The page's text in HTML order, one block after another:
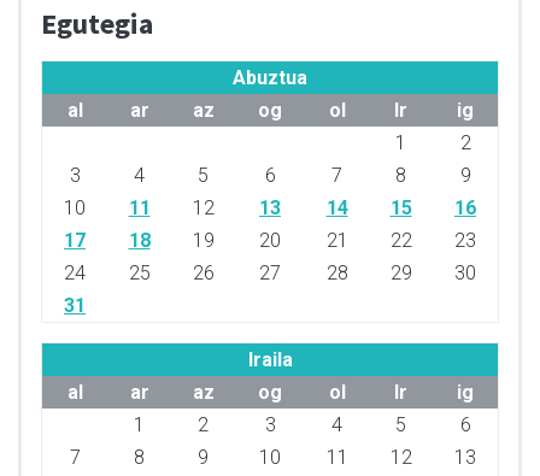
Egutegia
Abuztua
al
ar az og ol lr
ig
1
2
3
4 5 6 7 8
9
10
11 12 13 14 15
16
17
18 19 20 21 22
23
24
25 26 27 28 29
30
31
Iraila
al
ar az og ol lr
ig
1
2 3 4 5
6
7
8 9 10 11 12
13